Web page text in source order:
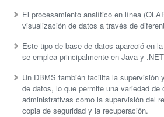
El procesamiento analítico en línea
visualización de datos a través de
Este tipo de base de datos apareció en
se emplea principalmente en Java y
Un DBMS también facilita la supervisión
de datos, lo que permite una variedad de
administrativas como la supervisión del
copia de seguridad y la recuperación.